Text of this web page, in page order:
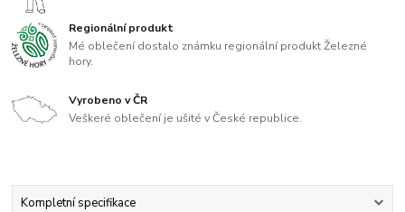
Regionální produkt
Mé oblečení dostalo známku regionální produkt Železné
hory.
Vyrobeno v ČR
Veškeré oblečení je ušité v České republice.
Kompletní specifikace